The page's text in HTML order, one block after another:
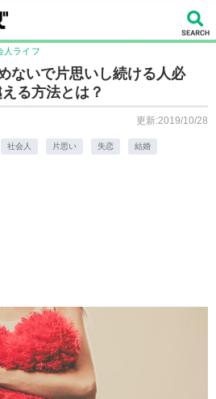
人ライフ
ないで片思いし続ける人必
る方法とは？
更新:2019/10/28
社会人 片思い 失恋 結婚